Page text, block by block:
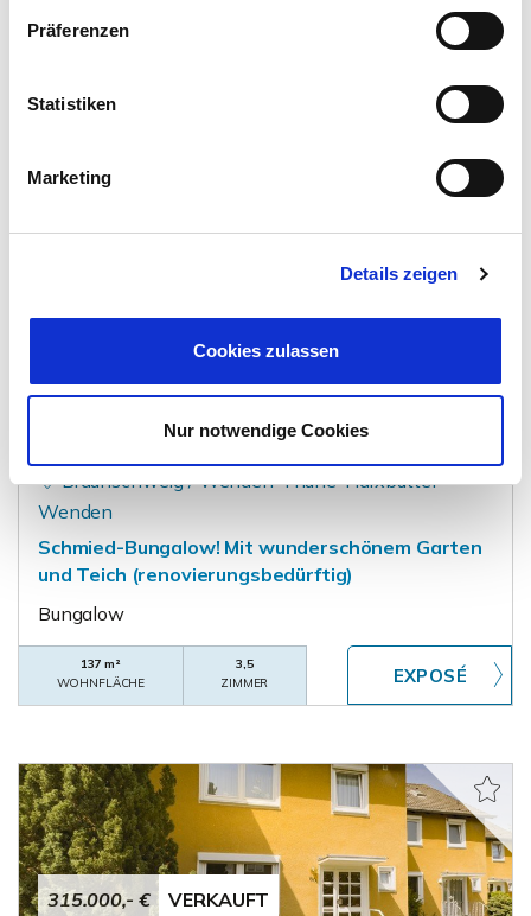
Präferenzen
Statistiken
Marketing
Details zeigen
Cookies zulassen
Nur notwendige Cookies
Salzgitter / Thiede
154 m²
Braunschweig / Wenden-Thune-Harxbüttel -
Wenden
Schmied-Bungalow! Mit wunderschönem Garten
und Teich (renovierungsbedürftig)
Bungalow
137 m²
WOHNFLÄCHE
3,5
ZIMMER
315.000,- € VERKAUFT